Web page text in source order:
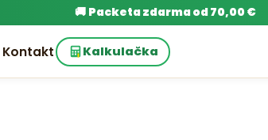
🚚 Packeta zdarma od 70,00 €
Kontakt Kalkulačka